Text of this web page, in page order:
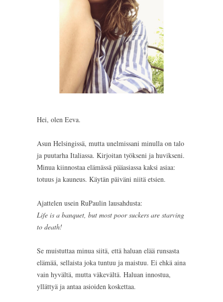
Hei, olen Eeva.
Asun Helsingissä, mutta unelmissani minulla on talo
ja puutarha Italiassa. Kirjoitan työkseni ja huvikseni.
Minua kiinnostaa elämässä pääasiassa kaksi asiaa:
totuus ja kauneus. Käytän päiväni niitä etsien.
Ajattelen usein RuPaulin lausahdusta:
Life is a banquet, but most poor suckers are starving
to death!
Se muistuttaa minua siitä, että haluan elää runsasta
elämää, sellaista joka tuntuu ja maistuu. Ei ehkä aina
vain hyvältä, mutta väkevältä. Haluan innostua,
yllättyä ja antaa asioiden koskettaa.